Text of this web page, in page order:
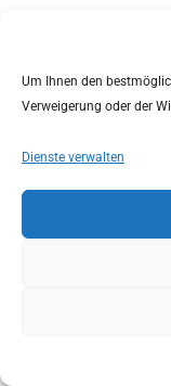
Um Ihnen den
Verweigerung oder der
Dienste verwalten